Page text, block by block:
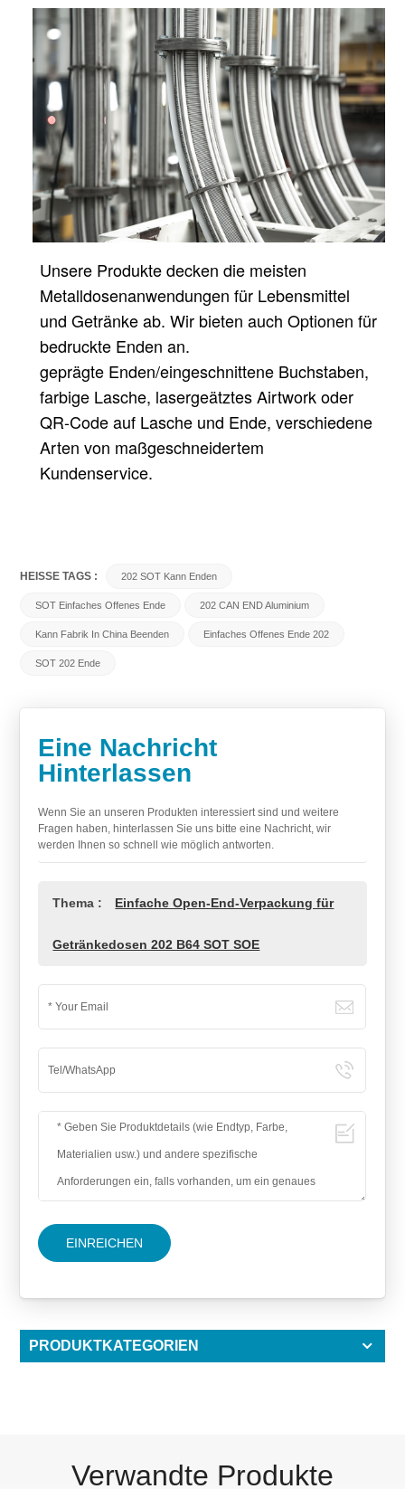
Unsere Produkte decken die meisten
Metalldosenanwendungen für Lebensmittel
und Getränke ab. Wir bieten auch Optionen für
bedruckte Enden an.
geprägte Enden/eingeschnittene Buchstaben,
farbige Lasche, lasergeätztes Airtwork oder
QR-Code auf Lasche und Ende, verschiedene
Arten von maßgeschneidertem
Kundenservice.
HEISSE TAGS : 202 SOT Kann Enden
SOT Einfaches Offenes Ende 202 CAN END Aluminium
Kann Fabrik In China Beenden Einfaches Offenes Ende 202
SOT 202 Ende
Eine Nachricht
Hinterlassen
Wenn Sie an unseren Produkten interessiert sind und weitere
Fragen haben, hinterlassen Sie uns bitte eine Nachricht, wir
werden Ihnen so schnell wie möglich antworten.
Thema : Einfache Open-End-Verpackung für
Getränkedosen 202 B64 SOT SOE
EINREICHEN
PRODUKTKATEGORIEN
Verwandte Produkte